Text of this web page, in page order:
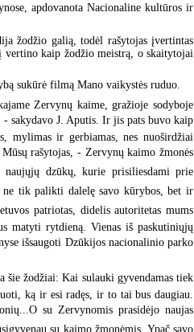
apdovanota Nacionaline kultūros ir
žodžio galią, todėl rašytojas įvertintas
kaip žodžio meistrą, o skaitytojai
sukūrė filmą Mano vaikystės ruduo.
Zervynų kaime, gražioje sodyboje
- sakydavo J. Aputis. Ir jis pats buvo kaip
mylimas ir gerbiamas, nes nuoširdžiai
rašytojas, - Zervynų kaimo žmonės
dzūkų, kurie prisiliesdami prie
ne tik palikti dalelę savo kūrybos, bet ir
patriotas, didelis autoritetas mums
matyti rytdieną. Vienas iš paskutiniųjų
išsaugoti Dzūkijos nacionalinio parko
žodžiai: Kai sulauki gyvendamas tiek
ką ir esi radęs, ir to tai bus daugiau.
su Zervynomis prasidėjo naujas
su kaimo žmonėmis. Ypač savo